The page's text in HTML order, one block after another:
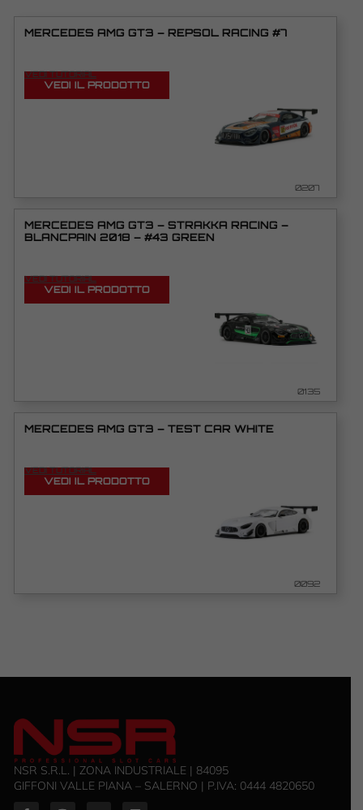
MERCEDES AMG GT3 – REPSOL RACING #7
VEDI TUTORIAL
VEDI IL PRODOTTO
0207
MERCEDES AMG GT3 – STRAKKA RACING –
BLANCPAIN 2018 – #43 GREEN
VEDI TUTORIAL
VEDI IL PRODOTTO
0135
MERCEDES AMG GT3 – TEST CAR WHITE
VEDI TUTORIAL
VEDI IL PRODOTTO
0092
NSR S.R.L. | ZONA INDUSTRIALE | 84095
GIFFONI VALLE PIANA – SALERNO | P.IVA: ‭0444 4820650‬